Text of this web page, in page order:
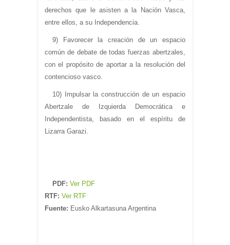
derechos que le asisten a la Nación Vasca,
entre ellos, a su Independencia.
9) Favorecer la creación de un espacio
común de debate de todas fuerzas abertzales,
con el propósito de aportar a la resolución del
contencioso vasco.
10) Impulsar la construcción de un espacio
Abertzale de Izquierda Democrática e
Independentista, basado en el espíritu de
Lizarra Garazi.
PDF: Ver PDF
RTF: Ver RTF
Fuente: Eusko Alkartasuna Argentina